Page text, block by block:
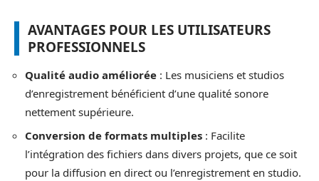
AVANTAGES POUR LES UTILISATEURS
PROFESSIONNELS
Qualité audio améliorée : Les musiciens et studios
d’enregistrement bénéficient d’une qualité sonore
nettement supérieure.
Conversion de formats multiples : Facilite
l’intégration des fichiers dans divers projets, que ce soit
pour la diffusion en direct ou l’enregistrement en studio.